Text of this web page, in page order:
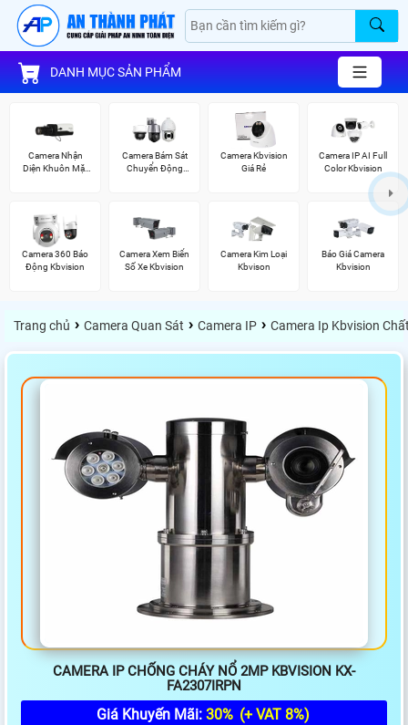
DANH MỤC SẢN PHẨM
Camera Nhận
Diện Khuôn Mặt
Camera Bám Sát
Chuyển Động
Camera Kbvision
Giá Rẻ
Camera IP AI Full
Color Kbvision
Camera 360 Báo
Động Kbvision
Camera Xem Biển
Số Xe Kbvision
Camera Kim Loại
Kbvison
Báo Giá Camera
Kbvision
Trang chủ › Camera Quan Sát › Camera IP › Camera Ip Kbvision
CAMERA IP CHỐNG CHÁY NỔ 2MP KBVISION KX-
FA2307IRPN
Giá Khuyến Mãi: 30% (+ VAT 8%)